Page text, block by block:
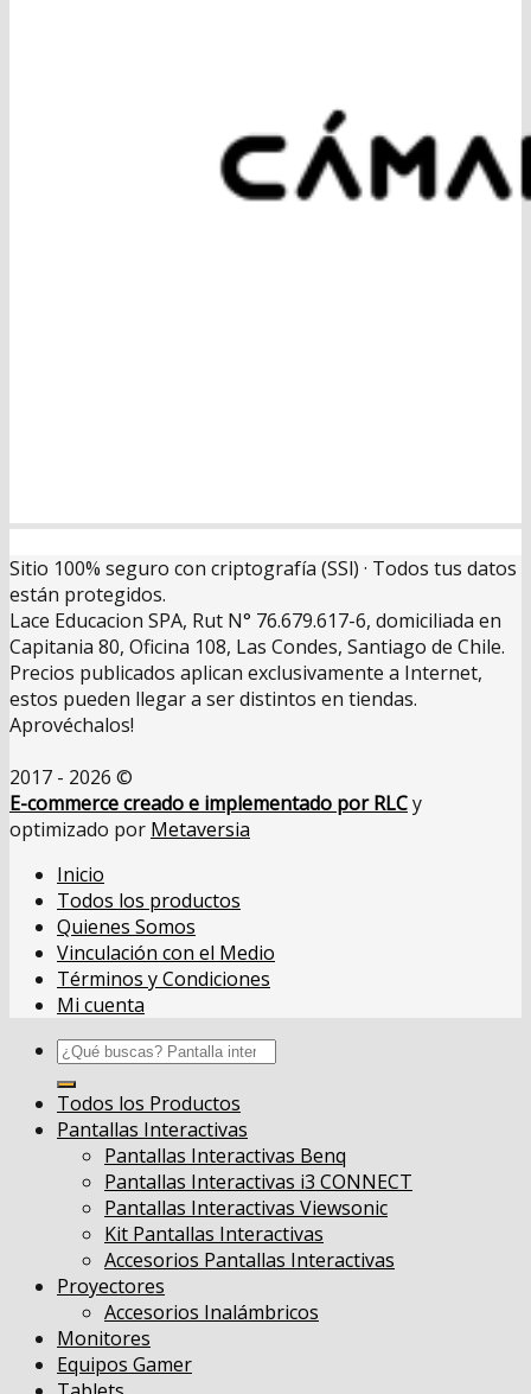
Sitio 100% seguro con criptografía (SSl) · Todos tus datos
están protegidos.
Lace Educacion SPA, Rut N° 76.679.617-6, domiciliada en
Capitania 80, Oficina 108, Las Condes, Santiago de Chile.
Precios publicados aplican exclusivamente a Internet,
estos pueden llegar a ser distintos en tiendas.
Aprovéchalos!
2017 - 2026 ©
E-commerce creado e implementado por RLCy
optimizado por Metaversia
Inicio
Todos los productos
Quienes Somos
Vinculación con el Medio
Términos y Condiciones
Mi cuenta
Buscar
por:
Todos los Productos
Pantallas Interactivas
Pantallas Interactivas Benq
Pantallas Interactivas i3 CONNECT
Pantallas Interactivas Viewsonic
Kit Pantallas Interactivas
Accesorios Pantallas Interactivas
Proyectores
Accesorios Inalámbricos
Monitores
Equipos Gamer